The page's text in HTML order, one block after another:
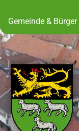
Gemeinde & Bürger